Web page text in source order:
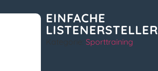
EINFACHE
LISTENERSTELLER
Kategorie:Sporttraining